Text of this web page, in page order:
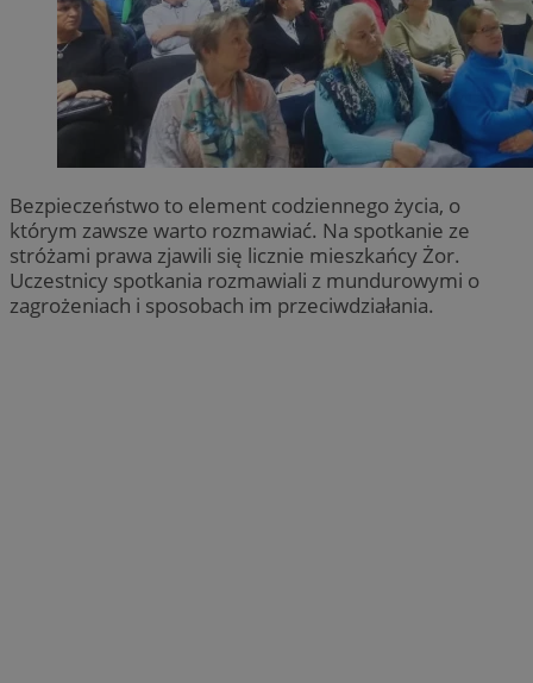
Bezpieczeństwo to element codziennego życia, o
którym zawsze warto rozmawiać. Na spotkanie ze
stróżami prawa zjawili się licznie mieszkańcy Żor.
Uczestnicy spotkania rozmawiali z mundurowymi o
zagrożeniach i sposobach im przeciwdziałania.